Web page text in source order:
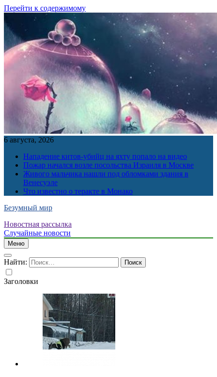
Перейти к содержимому
6 августа, 2026
Нападение китов-убийц на яхту попало на видео
Пожар начался возле посольства Израиля в Москве
Живого мальчика нашли под обломками здания в
Венесуэле
Что известно о теракте в Монако
Безумный мир
Новостная рассылка
Случайные новости
Меню
Найти:
Заголовки